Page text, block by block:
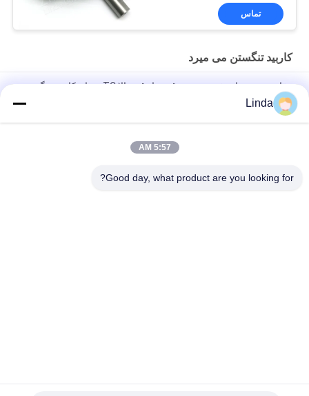
تماس
کاربید تنگستن می میرد
مقاومت در برابر خمش برش قوی با دقت بالا TC عنوان کاربید تنگستن
می میرد
بوشینگ تنگستن کاربید Die Nibs G55 فلز سخت آلیاژی برای صنعت
Linda
5:57 AM
Good day, what product are you looking for?